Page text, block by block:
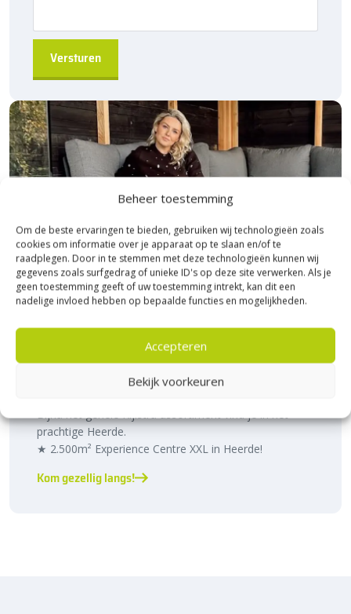
Beheer toestemming
Om de beste ervaringen te bieden, gebruiken wij technologieën zoals
cookies om informatie over je apparaat op te slaan en/of te
raadplegen. Door in te stemmen met deze technologieën kunnen wij
gegevens zoals surfgedrag of unieke ID's op deze site verwerken. Als je
geen toestemming geeft of uw toestemming intrekt, kan dit een
nadelige invloed hebben op bepaalde functies en mogelijkheden.
Accepteren
Bekijk voorkeuren
Bezoek Experience Centre XXL
prachtige Heerde.
★ 2.500m² Experience Centre XXL in Heerde!
Kom gezellig langs!